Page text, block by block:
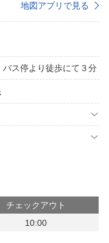
地図アプリで見る
ス停より徒歩にて３分
チェックアウト
10:00